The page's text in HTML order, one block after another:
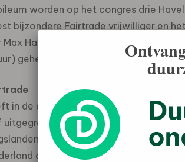
worden op het congres drie
bijzondere Fairtrade vrijwilliger en
Havelaar staat op
geheel in het teken van eerlijke
in de afgelopen decennia een grote
tot een wereldwijde
zijn aangesloten bij Fairtrade
dragen meer dan 1.800